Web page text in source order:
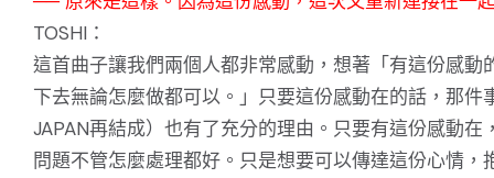
TOSHI：
這首曲子讓我們兩個人都非常感動，想著「有這份感動
下去無論怎麼做都可以。」只要這份感動在的話，那件
JAPAN再結成）也有了充分的理由。只要有這份感動在
問題不管怎麼處理都好。只是想要可以傳達這份心情，